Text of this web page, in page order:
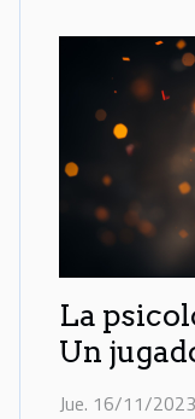
La
Un
Jue. 16/11/2023